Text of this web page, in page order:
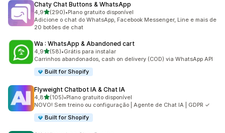
Chaty Chat Buttons & WhatsApp
4,9de 5 estrelas
(290)
290 avaliações ao todo
•Plano gratuito disponível
Adicione o chat do WhatsApp, Facebook Messenger, Line e mais de
20 botões de chat
Wa : WhatsApp & Abandoned cart
4,9de 5 estrelas
(58)
58 avaliações ao todo
•Grátis para instalar
Carrinhos abandonados, cash on delivery (COD) via WhatsApp API
Built for Shopify
Flyweight Chatbot IA & Chat IA
4,8de 5 estrelas
(105)
105 avaliações ao todo
•Plano gratuito disponível
NOVO! Sem treino ou configuração | Agente de Chat IA | GDPR ✓
Built for Shopify